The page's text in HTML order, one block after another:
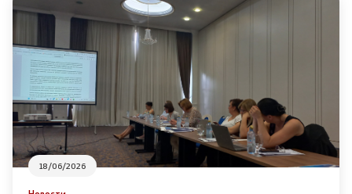
Изјава за пристапност
Со еден клик до сите услуги
18/06/2026